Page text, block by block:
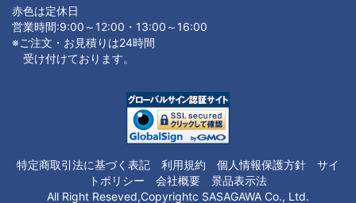
赤色は定休日
営業時間:9:00～12:00・13:00～16:00
※ご注文・お見積りは24時間
受け付けております。
特定商取引法に基づく表記 利用規約 個人情報保護方針
サイ
トポリシー
会社概要
景品表示法
All Right Reseved,Copyrightc SASAGAWA Co., Ltd.